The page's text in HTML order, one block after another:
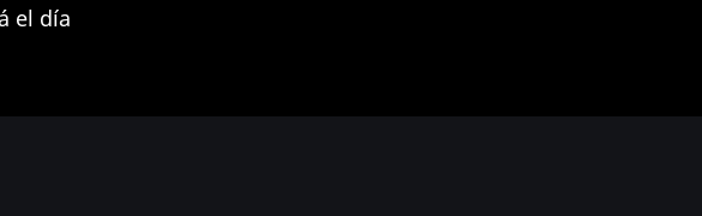
el día